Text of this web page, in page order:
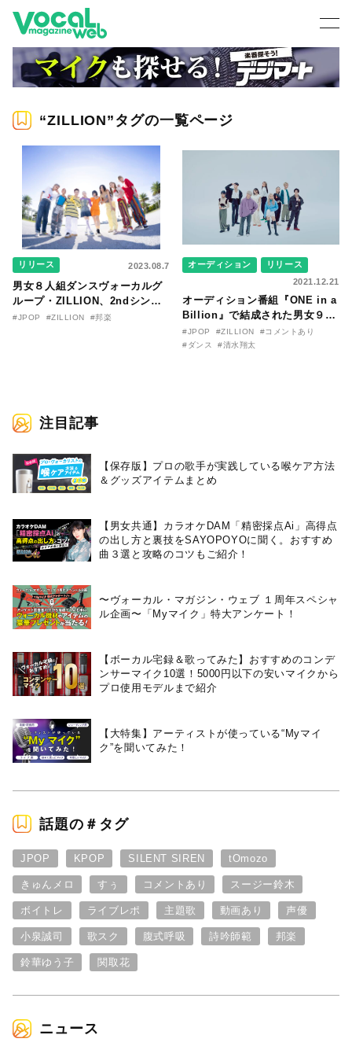
“ZILLION”タグの一覧ページ
リリース 2023.08.7
男女８人組ダンスヴォーカルグ
ループ・ZILLION、2ndシング
ル「ナイトメア」が10/4にリ リ
#JPOP #ZILLION #邦楽
オーディション
リリース
2021.12.21
オーディション番組『ONE in a
Billion』で結成された男女９人
組ZILLIONが12/22に緊急プレデ
ビュー！本日21:30より初トーク
#JPOP #ZILLION
#コメントあり
#ダンス
#清水翔太
注目記事
【保存版】プロの歌手が実践している喉ケア⽅法
＆グッズアイテムまとめ
【男女共通】カラオケDAM「精密採点Ai」高得点
の出し方と裏技をSAYOPOYOに聞く。おすすめ
曲３選と攻略のコツもご紹介！
〜ヴォーカル・マガジン・ウェブ １周年スペシャ
ル企画〜「Myマイク」特大アンケート！
【ボーカル宅録＆歌ってみた】おすすめのコンデ
ンサーマイク10選！5000円以下の安いマイクから
プロ使用モデルまで紹介
【大特集】アーティストが使っている“Myマイ
ク”を聞いてみた！
話題の＃タグ
JPOP KPOP SILENT SIREN tOmozo
きゅんメロ すぅ コメントあり スージー鈴木
ボイトレ ライブレポ 主題歌 動画あり 声優
小泉誠司 歌スク 腹式呼吸 詩吟師範 邦楽
鈴華ゆう子 関取花
ニュース